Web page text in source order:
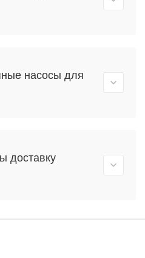
насосы для
доставку